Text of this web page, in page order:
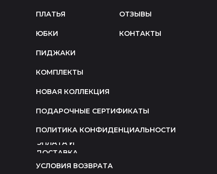
ПОЛИТИКА КОНФИДЕНЦИАЛЬНОСТИ
ОПЛАТА И
ДОСТАВКА
УСЛОВИЯ ВОЗВРАТА
ПЛАТЬЯ
ЮБКИ
ПИДЖАКИ
КОМПЛЕКТЫ
НОВАЯ КОЛЛЕКЦИЯ
ПОДАРОЧНЫЕ СЕРТИФИКАТЫ
ОТЗЫВЫ
КОНТАКТЫ